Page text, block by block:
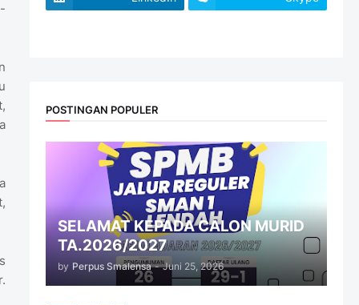
POSTINGAN POPULER
SELAMAT KEPADA CALON MURID
TA.2026/2027
by Perpus Smalensa - Juni 25, 2026